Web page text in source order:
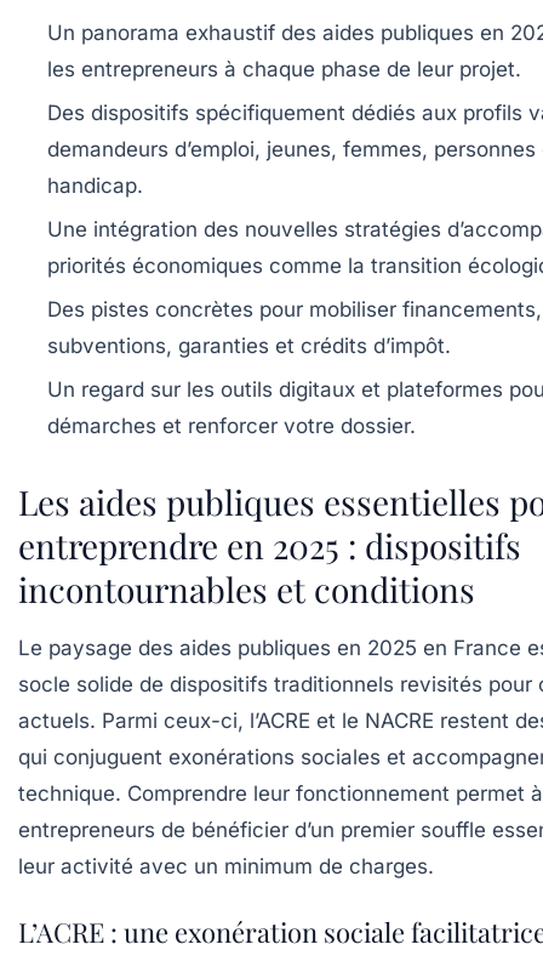
Un panorama exhaustif des aides publiques en
les entrepreneurs à chaque phase de leur projet.
Des dispositifs spécifiquement dédiés aux profils
demandeurs d’emploi, jeunes, femmes,
handicap.
Une intégration des nouvelles stratégies
priorités économiques comme la transition
Des pistes concrètes pour mobiliser
subventions, garanties et crédits d’impôt.
Un regard sur les outils digitaux et plateformes
démarches et renforcer votre dossier.
Les aides publiques essentielles
entreprendre en 2025 : dispositifs
incontournables et conditions
Le paysage des aides publiques en 2025 en France
socle solide de dispositifs traditionnels revisités pour
actuels. Parmi ceux-ci, l’ACRE et le NACRE restent
qui conjuguent exonérations sociales et
technique. Comprendre leur fonctionnement permet
entrepreneurs de bénéficier d’un premier souffle
leur activité avec un minimum de charges.
L’ACRE : une exonération sociale